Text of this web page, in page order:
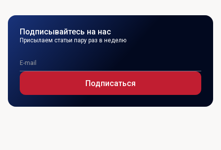
Подписывайтесь на нас
Присылаем статьи пару раз в неделю
Подписаться